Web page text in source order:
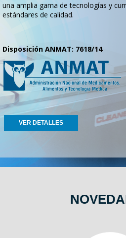
una amplia gama de tecnologías y
estándares de calidad.
Disposición ANMAT: 7618/14
VER DETALLES